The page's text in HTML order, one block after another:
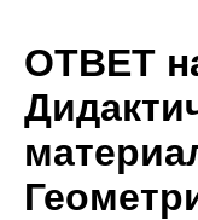
ОТВЕТ